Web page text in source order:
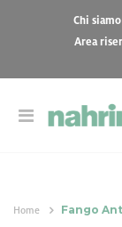
Chi siamo
Area
Toggle
Home Fango